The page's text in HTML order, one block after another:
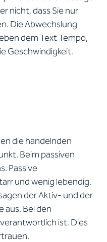
nicht, dass Sie nur
Die Abwechslung
dem Text Tempo,
Geschwindigkeit.
die handelnden
Beim passiven
Passive
und wenig lebendig.
der Aktiv- und der
aus. Bei den
ist. Dies